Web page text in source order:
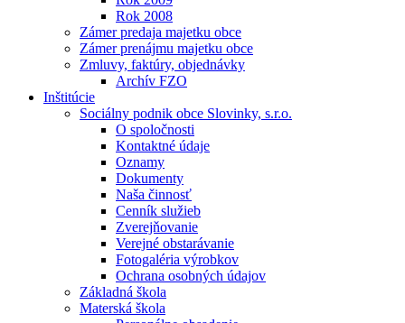
Rok 2008
Zámer predaja majetku obce
Zámer prenájmu majetku obce
Zmluvy, faktúry, objednávky
Archív FZO
Inštitúcie
Sociálny podnik obce Slovinky, s.r.o.
O spoločnosti
Kontaktné údaje
Oznamy
Dokumenty
Naša činnosť
Cenník služieb
Zverejňovanie
Verejné obstarávanie
Fotogaléria výrobkov
Ochrana osobných údajov
Základná škola
Materská škola